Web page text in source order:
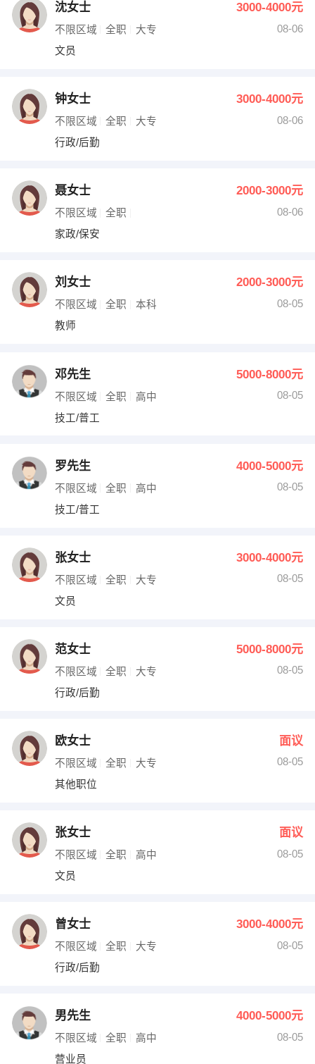
沈女士 3000-4000元
不限区域 全职 大专
08-06
文员
钟女士 3000-4000元
不限区域 全职 大专
08-06
行政/后勤
聂女士 2000-3000元
不限区域 全职
08-06
家政/保安
刘女士 2000-3000元
不限区域 全职 本科
08-05
教师
邓先生 5000-8000元
不限区域 全职 高中
08-05
技工/普工
罗先生 4000-5000元
不限区域 全职 高中
08-05
技工/普工
张女士 3000-4000元
不限区域 全职 大专
08-05
文员
范女士 5000-8000元
不限区域 全职 大专
08-05
行政/后勤
欧女士 面议
不限区域 全职 大专
08-05
其他职位
张女士 面议
不限区域 全职 高中
08-05
文员
曾女士 3000-4000元
不限区域 全职 大专
08-05
行政/后勤
男先生 4000-5000元
不限区域 全职 高中
08-05
营业员